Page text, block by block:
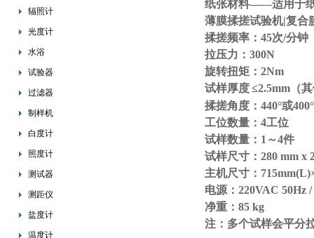
辐照计
光度计
水浴
试验器
过滤器
制样机
白度计
照度计
测试器
测距仪
盐度计
温度计
纸张材料——适用于
薄膜揉搓试验机|复合
揉搓频率：45次/分钟
拉压力：300N
旋转扭矩：2Nm
试样厚度≤2.5mm（
揉搓角度：440°或
工位数量：4工位
试样数量：1～4件
试样尺寸：280 mm x
主机尺寸：
电源：220VAC 50Hz
净重：85 kg
注：多个试样会平分